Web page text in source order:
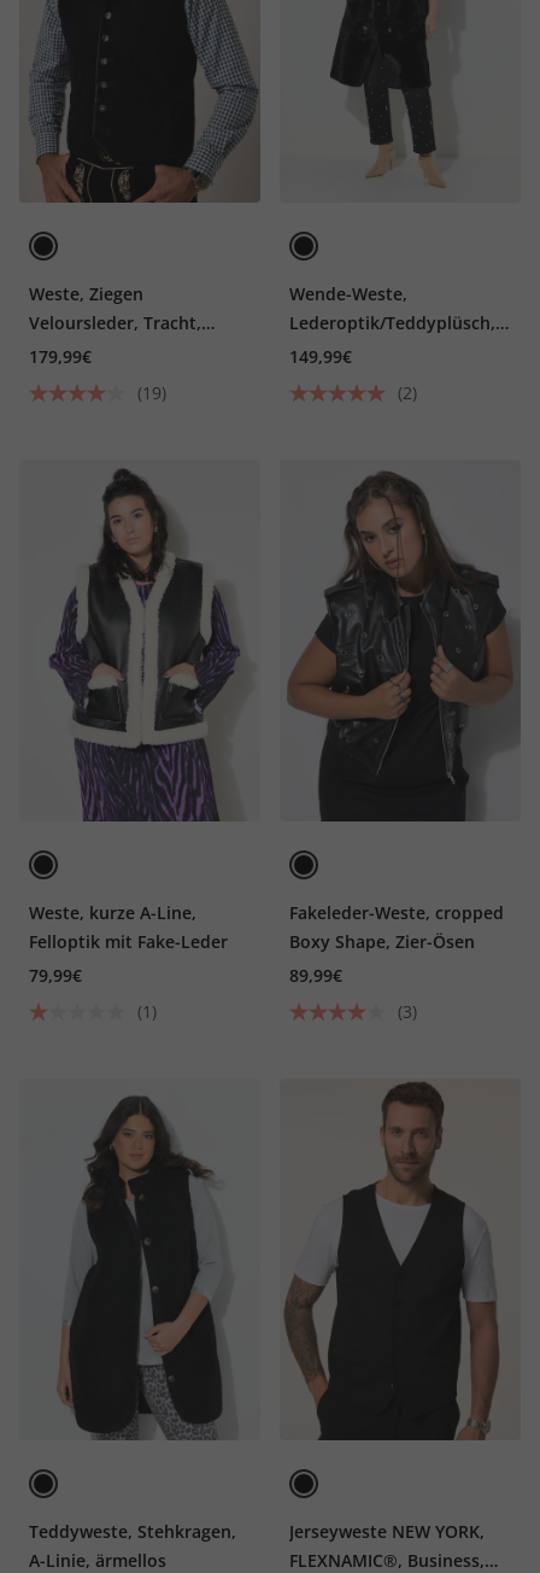
Weste, Ziegen
Veloursleder, Tracht,
Stehkragen, bis Gr. 70
179,99€
(19)
Wende-Weste,
Lederoptik/Teddyplüsch,
Seitenschlitze
149,99€
(2)
Weste, kurze A-Line,
Felloptik mit Fake-Leder
79,99€
(1)
Fakeleder-Weste, cropped
Boxy Shape, Zier-Ösen
89,99€
(3)
Teddyweste, Stehkragen,
A-Linie, ärmellos
Jerseyweste NEW YORK,
FLEXNAMIC®, Business,